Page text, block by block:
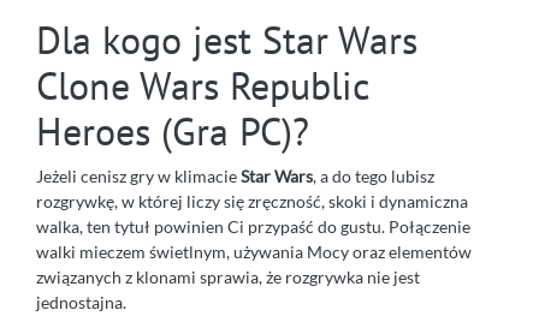
Dla kogo jest Star Wars
Clone Wars Republic
Heroes (Gra PC)?
Jeżeli cenisz gry w klimacieStar Wars, a do tego lubisz
rozgrywkę, w której liczy się zręczność, skoki i dynamiczna
walka, ten tytuł powinien Ci przypaść do gustu. Połączenie
walki mieczem świetlnym, używania Mocy oraz elementów
związanych z klonami sprawia, że rozgrywka nie jest
jednostajna.